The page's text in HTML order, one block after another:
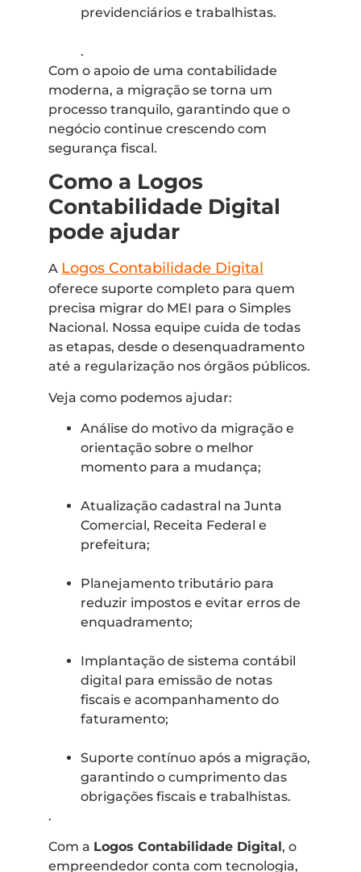
previdenciários e trabalhistas.
.
Com o apoio de uma contabilidade
moderna, a migração se torna um
processo tranquilo, garantindo que o
negócio continue crescendo com
segurança fiscal.
Como a Logos
Contabilidade Digital
pode ajudar
A Logos Contabilidade Digital
oferece suporte completo para quem
precisa migrar do MEI para o Simples
Nacional. Nossa equipe cuida de todas
as etapas, desde o desenquadramento
até a regularização nos órgãos públicos.
Veja como podemos ajudar:
Análise do motivo da migração e
orientação sobre o melhor
momento para a mudança;
Atualização cadastral na Junta
Comercial, Receita Federal e
prefeitura;
Planejamento tributário para
reduzir impostos e evitar erros de
enquadramento;
Implantação de sistema contábil
digital para emissão de notas
fiscais e acompanhamento do
faturamento;
Suporte contínuo após a migração,
garantindo o cumprimento das
obrigações fiscais e trabalhistas.
.
Com a Logos Contabilidade Digital, o
empreendedor conta com tecnologia,